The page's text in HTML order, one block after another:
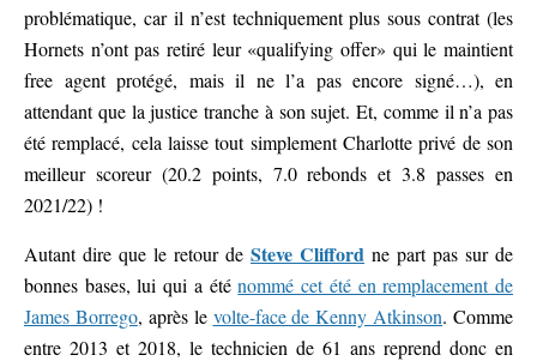
problématique, car il n’est techniquement plus sous contrat (les
Hornets n’ont pas retiré leur «qualifying offer» qui le maintient
free agent protégé, mais il ne l’a pas encore signé…), en
attendant que la justice tranche à son sujet. Et, comme il n’a pas
été remplacé, cela laisse tout simplement Charlotte privé de son
meilleur scoreur (20.2 points, 7.0 rebonds et 3.8 passes en
2021/22) !
Autant dire que le retour de Steve Clifford ne part pas sur de
bonnes bases, lui qui a éténommé cet été en remplacement de
James Borrego, après le volte-face de Kenny Atkinson. Comme
entre 2013 et 2018, le technicien de 61 ans reprend donc en